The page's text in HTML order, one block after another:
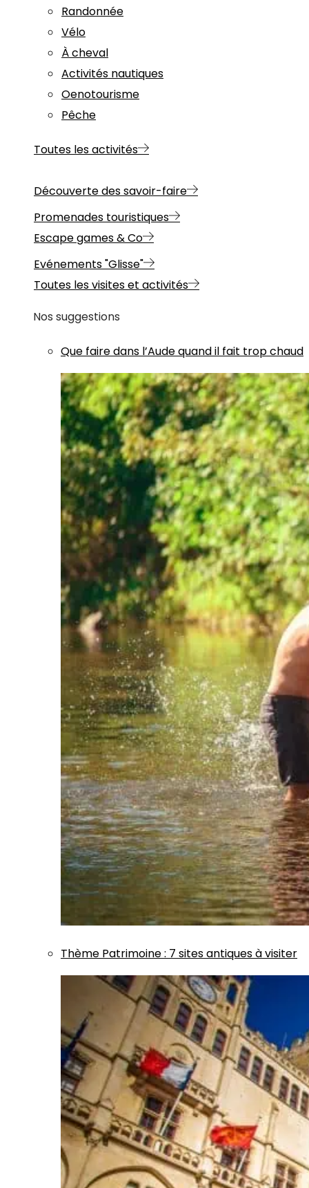
Randonnée
Vélo
À cheval
Activités nautiques
Oenotourisme
Pêche
Toutes les activités
Découverte des savoir-faire
Promenades touristiques
Escape games & Co
Evénements "Glisse"
Toutes les visites et activités
Nos suggestions
Que faire dans l’Aude quand il fait trop chaud
Thème Patrimoine: 7 sites antiques à visiter